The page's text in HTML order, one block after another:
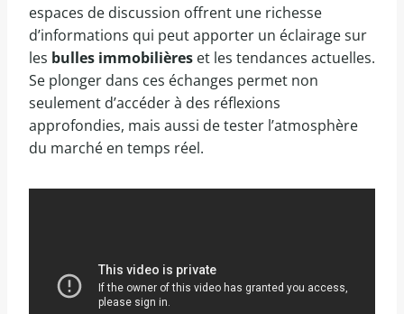
espaces de discussion offrent une richesse
d’informations qui peut apporter un éclairage sur
les bulles immobilières et les tendances actuelles.
Se plonger dans ces échanges permet non
seulement d’accéder à des réflexions
approfondies, mais aussi de tester l’atmosphère
du marché en temps réel.